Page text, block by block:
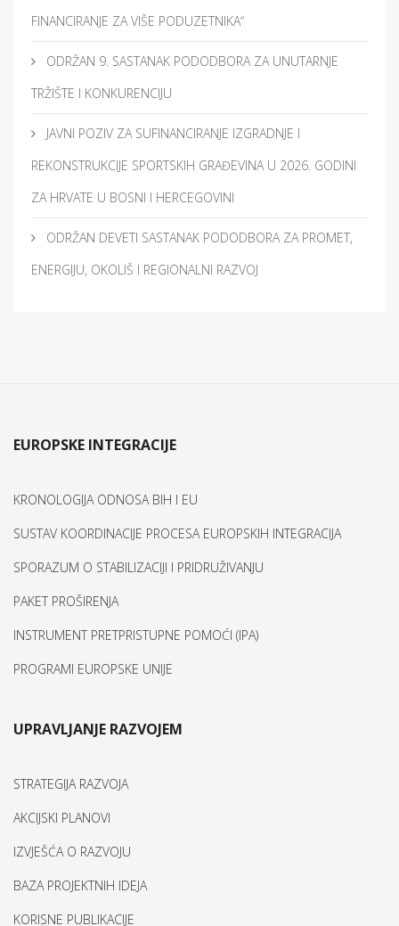
FINANCIRANJE ZA VIŠE PODUZETNIKA“
ODRŽAN 9. SASTANAK PODODBORA ZA UNUTARNJE
TRŽIŠTE I KONKURENCIJU
JAVNI POZIV ZA SUFINANCIRANJE IZGRADNJE I
REKONSTRUKCIJE SPORTSKIH GRAĐEVINA U 2026. GODINI
ZA HRVATE U BOSNI I HERCEGOVINI
ODRŽAN DEVETI SASTANAK PODODBORA ZA PROMET,
ENERGIJU, OKOLIŠ I REGIONALNI RAZVOJ
EUROPSKE INTEGRACIJE
KRONOLOGIJA ODNOSA BIH I EU
SUSTAV KOORDINACIJE PROCESA EUROPSKIH INTEGRACIJA
SPORAZUM O STABILIZACIJI I PRIDRUŽIVANJU
PAKET PROŠIRENJA
INSTRUMENT PRETPRISTUPNE POMOĆI (IPA)
PROGRAMI EUROPSKE UNIJE
UPRAVLJANJE RAZVOJEM
STRATEGIJA RAZVOJA
AKCIJSKI PLANOVI
IZVJEŠĆA O RAZVOJU
BAZA PROJEKTNIH IDEJA
KORISNE PUBLIKACIJE